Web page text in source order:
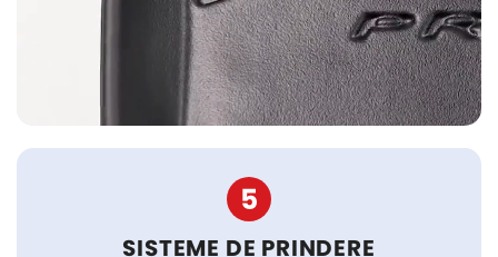
5
SISTEME DE PRINDERE